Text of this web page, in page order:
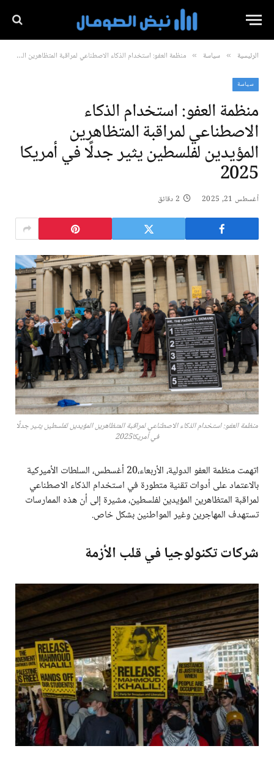
الرئيسية » سياسة » منظمة العفو: استخدام الذكاء الاصطناعي لمراقبة المتظاهرين المؤيدين لفلسطين يثير جدلًا في أمريكا 2025
سياسة
منظمة العفو: استخدام الذكاء
الاصطناعي لمراقبة المتظاهرين
المؤيدين لفلسطين يثير جدلًا في أمريكا
2025
أغسطس 21, 2025 2 دقائق
منظمة العفو: استخدام الذكاء الاصطناعي لمراقبة المتظاهرين المؤيدين لفلسطين يثير جدلًا
في أمريكا2025
اتهمت منظمة العفو الدولية، الأربعاء،20 أغسطس، السلطات الأميركية
بالاعتماد على أدوات تقنية متطورة في استخدام الذكاء الاصطناعي
لمراقبة المتظاهرين المؤيدين لفلسطين، مشيرة إلى أن هذه الممارسات
تستهدف المهاجرين وغير المواطنين بشكل خاص.
شركات تكنولوجيا في قلب الأزمة